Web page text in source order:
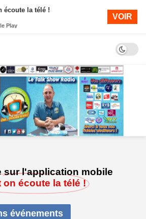
sur l'application mobile
on écoute la télé !
événements
écoute la télé !
Play
VOIR